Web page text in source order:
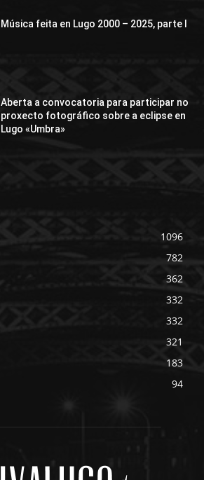
Música feita en Lugo 2000 – 2025, parte I
Aberta a convocatoria para participar no
proxecto fotográfico sobre a eclipse en
Lugo «Umbra»
1096
782
362
332
332
321
183
94